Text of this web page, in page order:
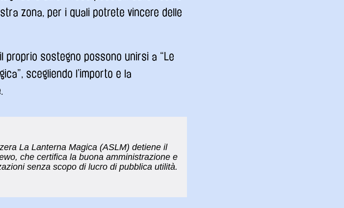
zona, per i quali potrete vincere delle
sostegno possono unirsi a “Le
scegliendo l’importo e la
La Lanterna Magica (ASLM) detiene il
che certifica la buona amministrazione e
senza scopo di lucro di pubblica utilità.